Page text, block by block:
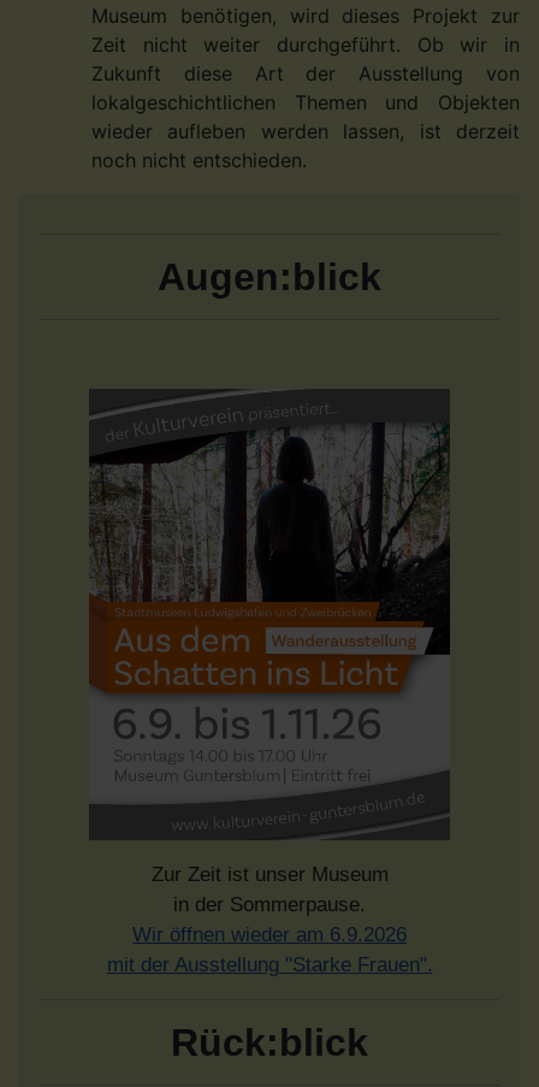
Museum benötigen, wird dieses Projekt zur
Zeit nicht weiter durchgeführt. Ob wir in
Zukunft diese Art der Ausstellung von
lokalgeschichtlichen Themen und Objekten
wieder aufleben werden lassen, ist derzeit
noch nicht entschieden.
Augen:blick
Zur Zeit ist unser Museum
in der Sommerpause.
Wir öffnen wieder am 6.9.2026
mit der Ausstellung "Starke Frauen".
Rück:blick